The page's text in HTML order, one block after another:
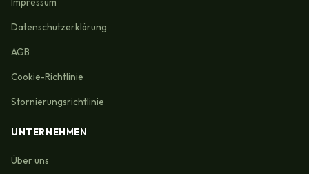
Datenschutzerklärung
AGB
Cookie-Richtlinie
Stornierungsrichtlinie
UNTERNEHMEN
Über uns